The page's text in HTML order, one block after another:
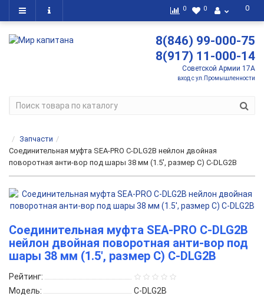
0
0 0
8(846) 99-000-75
8(917) 11-000-14
Советской Армии 17А
вход с ул.Промышленности
Запчасти
Соединительная муфта SEA-PRO C-DLG2В нейлон двойная
поворотная анти-вор под шары 38 мм (1.5', размер C) C-DLG2B
Соединительная муфта SEA-PRO C-DLG2В
нейлон двойная поворотная анти-вор под
шары 38 мм (1.5', размер C) C-DLG2B
Рейтинг:
Модель:
C-DLG2B